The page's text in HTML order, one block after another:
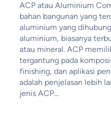
ACP atau Aluminium
bahan bangunan yang
aluminium yang
aluminium, biasanya
atau mineral. ACP
tergantung pada
finishing, dan aplikasi
adalah penjelasan lebih
jenis ACP…